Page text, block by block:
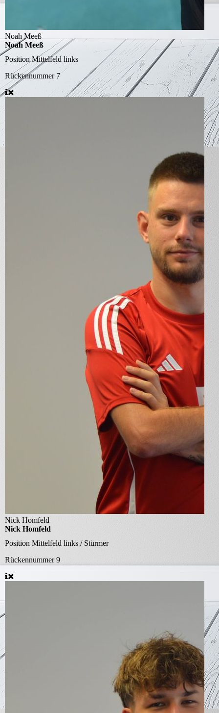
Noah Meeß
Noah Meeß
PositionMittelfeld links
Rückennummer 7
Nick Homfeld
Nick Homfeld
Position Mittelfeld links / Stürmer
Rückennummer9